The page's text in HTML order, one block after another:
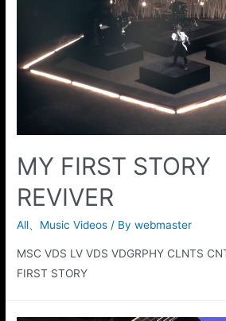
MY FIRST STORY
REVIVER
All、 Music Videos / Bywebmaster
MSC VDS LV VDS VDGRPHY CLNTS
FIRST STORY